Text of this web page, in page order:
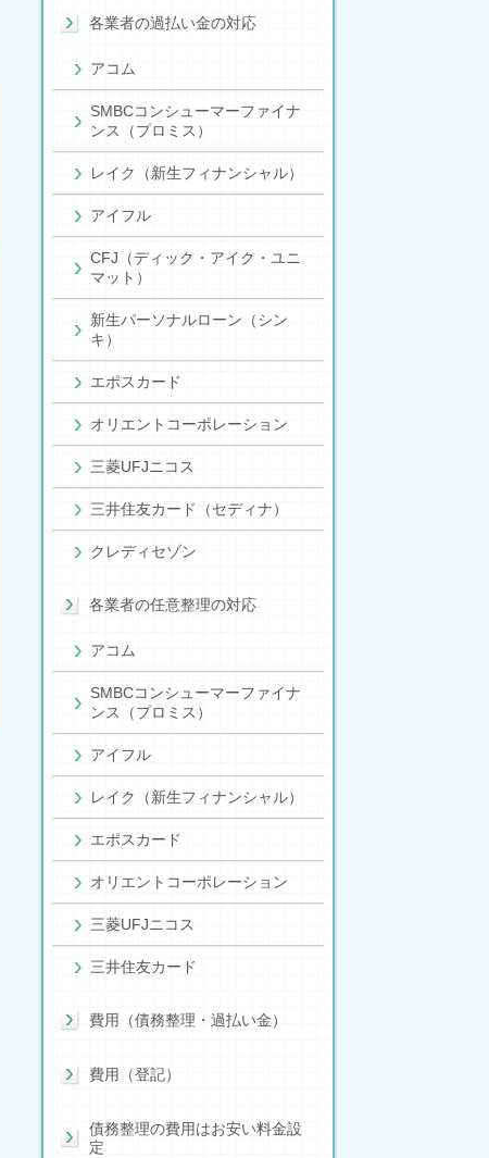
各業者の過払い金の対応
アコム
SMBCコンシューマーファイナ
ンス（プロミス）
レイク（新生フィナンシャル）
アイフル
CFJ（ディック・アイク・ユニ
マット）
新生パーソナルローン（シン
キ）
エポスカード
オリエントコーポレーション
三菱UFJニコス
三井住友カード（セディナ）
クレディセゾン
各業者の任意整理の対応
アコム
SMBCコンシューマーファイナ
ンス（プロミス）
アイフル
レイク（新生フィナンシャル）
エポスカード
オリエントコーポレーション
三菱UFJニコス
三井住友カード
費用（債務整理・過払い金）
費用（登記）
債務整理の費用はお安い料金設
定